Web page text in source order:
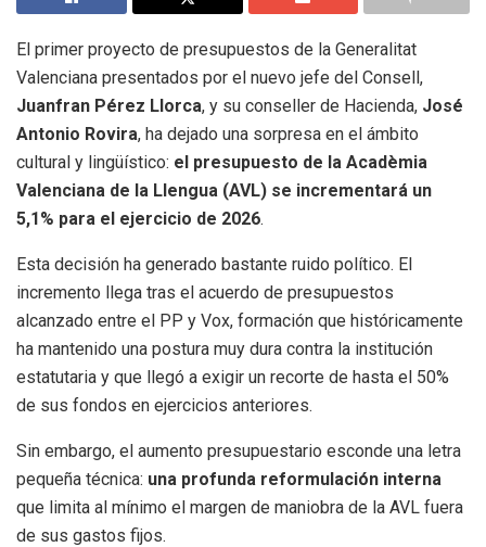
El primer proyecto de presupuestos de la Generalitat
Valenciana presentados por el nuevo jefe del Consell,
Juanfran Pérez Llorca, y su conseller de Hacienda, José
Antonio Rovira, ha dejado una sorpresa en el ámbito
cultural y lingüístico: el presupuesto de la Acadèmia
Valenciana de la Llengua (AVL) se incrementará un
5,1% para el ejercicio de 2026.
Esta decisión ha generado bastante ruido político. El
incremento llega tras el acuerdo de presupuestos
alcanzado entre el PP y Vox, formación que históricamente
ha mantenido una postura muy dura contra la institución
estatutaria y que llegó a exigir un recorte de hasta el 50%
de sus fondos en ejercicios anteriores.
Sin embargo, el aumento presupuestario esconde una letra
pequeña técnica: una profunda reformulación interna
que limita al mínimo el margen de maniobra de la AVL fuera
de sus gastos fijos.